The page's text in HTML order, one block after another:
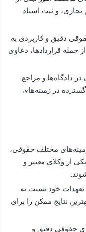
و ثبت اسناد
دقیق و کاربردی به
جمله قراردادها، دعاوی
دادگاه‌ها و مراجع
در زمینه‌های
مختلف حقوقی،
از وکلای معتبر و
تعهدات خود نسبت به
نتایج ممکن را برای
حقوقی دقیق و